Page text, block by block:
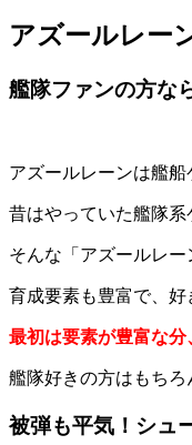
アズールレー
艦隊ファンの方な
アズールレーンは艦船
昔はやっていた艦隊系
そんな「アズールレー
育成要素も豊富で、好
最初は要素が豊富な
艦隊好きの方はもちろ
被弾も平気！シュ